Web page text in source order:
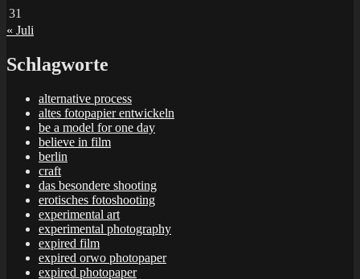
31
« Juli
Schlagworte
alternative process
altes fotopapier entwickeln
be a model for one day
believe in film
berlin
craft
das besondere shooting
erotisches fotoshooting
experimental art
experimental photography
expired film
expired orwo photopaper
expired photopaper